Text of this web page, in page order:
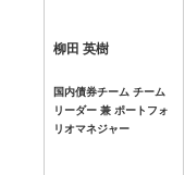
柳田 英樹
国内債券チーム チーム
リーダー 兼 ポートフォ
リオマネジャー